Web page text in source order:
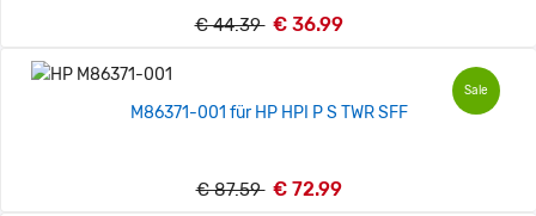
€ 44.39 € 36.99
Sale
M86371-001 für HP HPI P S TWR SFF
€ 87.59 € 72.99